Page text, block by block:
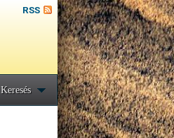
RSS
Keresés